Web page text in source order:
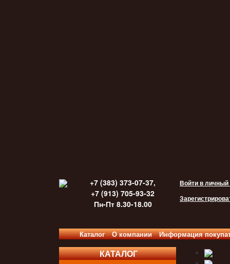
+7 (383) 373-07-37,
+7 (913) 705-93-32
Пн-Пт 8.30-18.00
Войти в личный
Каталог О компании Информация
КАТАЛОГ